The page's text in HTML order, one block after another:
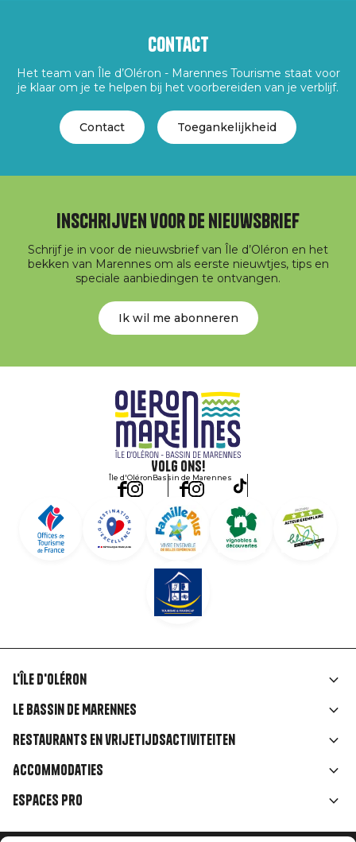
Contact
Het team van Île d’Oléron - Marennes Tourisme staat voor
je klaar om je te helpen bij het voorbereiden van je verblijf.
Contact Toegankelijkheid
Inschrijven voor de nieuwsbrief
Schrijf je in voor de nieuwsbrief van Île d’Oléron en het
bekken van Marennes om als eerste nieuwtjes, tips en
speciale aanbiedingen te ontvangen.
Ik wil me abonneren
Volg ons!
Île d'OléronBassin de Marennes
Liens
rubriques
L'île d'Oléron
Le Bassin de Marennes
Restaurants en vrijetijdsactiviteiten
Accommodaties
Espaces Pro